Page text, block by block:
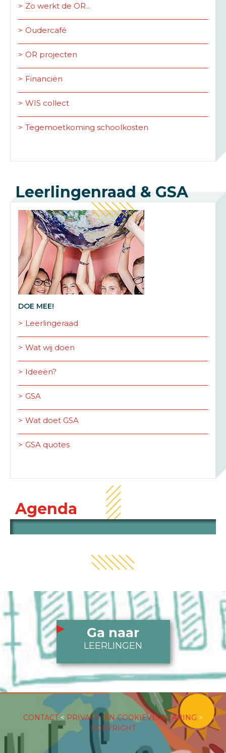
Zo werkt de OR...
Oudercafé
OR projecten
Financiën
WIS collect
Tegemoetkoming schoolkosten
Leerlingenraad & GSA
DOE MEE!
Leerlingeraad
Wat wij doen
Ideeën?
GSA
Wat doet GSA
GSA quotes
Agenda
Ga naar
LEERLINGEN
CONTACT< PRIVACY- EN COOKIEVERKLARING >
COPYRIGHT